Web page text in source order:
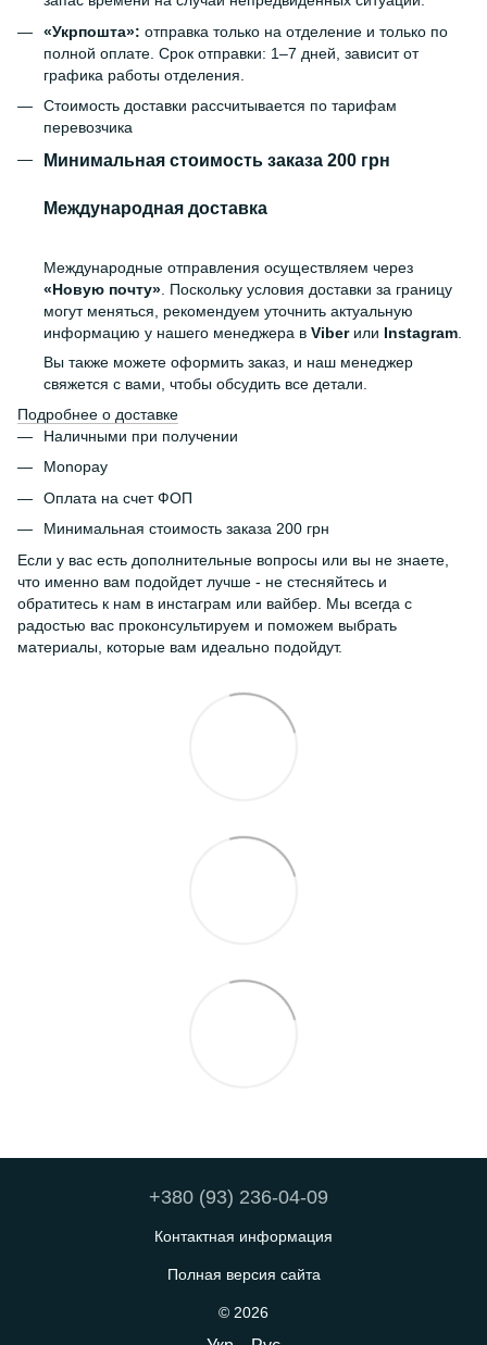
«Укрпошта»: отправка только на отделение и только по
полной оплате. Срок отправки: 1–7 дней, зависит от
графика работы отделения.
Стоимость доставки рассчитывается по тарифам
перевозчика
Минимальная стоимость заказа 200 грн
Международная доставка
Международные отправления осуществляем через
«Новую почту» . Поскольку условия доставки за границу
могут меняться, рекомендуем уточнить актуальную
информацию у нашего менеджера в Viberили Instagram
Вы также можете оформить заказ, и наш менеджер
свяжется с вами, чтобы обсудить все детали.
Подробнее о доставке
Наличными при получении
Monopay
Оплата на счет ФОП
Минимальная стоимость заказа 200 грн
Если у вас есть дополнительные вопросы или вы не знаете,
что именно вам подойдет лучше - не стесняйтесь и
обратитесь к нам в инстаграм или вайбер. Мы всегда с
радостью вас проконсультируем и поможем выбрать
материалы, которые вам идеально подойдут.
+380 (93) 236-04-09
Контактная информация
Полная версия сайта
© 2026